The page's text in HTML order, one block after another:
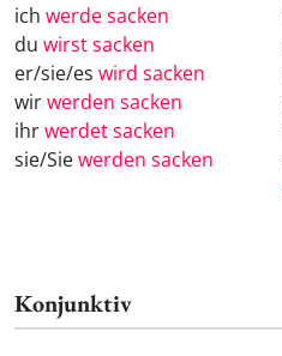
ich werde sacken
du wirst sacken
er/sie/es wird sacken
wirwerden sacken
ihrwerdet sacken
sie/Siewerden sacken
Konjunktiv